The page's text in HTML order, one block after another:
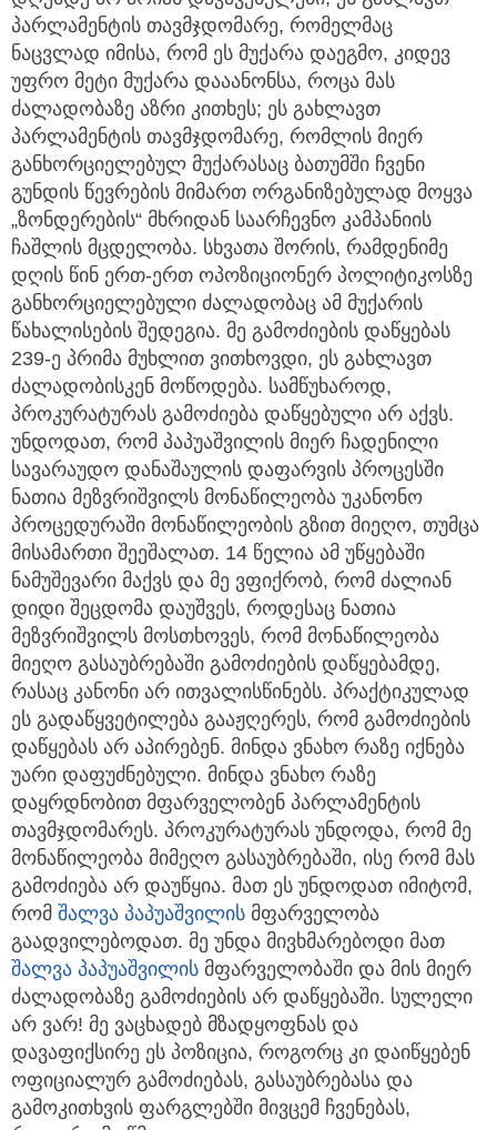
პარლამენტის თავმჯდომარე, რომელმაც
ნაცვლად იმისა, რომ ეს მუქარა დაეგმო, კიდევ
უფრო მეტი მუქარა დააანონსა, როცა მას
ძალადობაზე აზრი კითხეს; ეს გახლავთ
პარლამენტის თავმჯდომარე, რომლის მიერ
განხორციელებულ მუქარასაც ბათუმში ჩვენი
გუნდის წევრების მიმართ ორგანიზებულად მოყვა
„ზონდერების“ მხრიდან საარჩევნო კამპანიის
ჩაშლის მცდელობა. სხვათა შორის, რამდენიმე
დღის წინ ერთ-ერთ ოპოზიციონერ პოლიტიკოსზე
განხორციელებული ძალადობაც ამ მუქარის
წახალისების შედეგია. მე გამოძიების დაწყებას
239-ე პრიმა მუხლით ვითხოვდი, ეს გახლავთ
ძალადობისკენ მოწოდება. სამწუხაროდ,
პროკურატურას გამოძიება დაწყებული არ აქვს.
უნდოდათ, რომ პაპუაშვილის მიერ ჩადენილი
სავარაუდო დანაშაულის დაფარვის პროცესში
ნათია მეზვრიშვილს მონაწილეობა უკანონო
პროცედურაში მონაწილეობის გზით მიეღო, თუმცა
მისამართი შეეშალათ. 14 წელია ამ უწყებაში
ნამუშევარი მაქვს და მე ვფიქრობ, რომ ძალიან
დიდი შეცდომა დაუშვეს, როდესაც ნათია
მეზვრიშვილს მოსთხოვეს, რომ მონაწილეობა
მიეღო გასაუბრებაში გამოძიების დაწყებამდე,
რასაც კანონი არ ითვალისწინებს. პრაქტიკულად
ეს გადაწყვეტილება გააჟღერეს, რომ გამოძიების
დაწყებას არ აპირებენ. მინდა ვნახო რაზე იქნება
უარი დაფუძნებული. მინდა ვნახო რაზე
დაყრდნობით მფარველობენ პარლამენტის
თავმჯდომარეს. პროკურატურას უნდოდა, რომ მე
მონაწილეობა მიმეღო გასაუბრებაში, ისე რომ მას
გამოძიება არ დაუწყია. მათ ეს უნდოდათ იმიტომ,
რომ შალვა პაპუაშვილის მფარველობა
გაადვილებოდათ. მე უნდა მივხმარებოდი მათ
შალვა პაპუაშვილის მფარველობაში და მის მიერ
ძალადობაზე გამოძიების არ დაწყებაში. სულელი
არ ვარ! მე ვაცხადებ მზადყოფნას და
დავაფიქსირე ეს პოზიცია, როგორც კი დაიწყებენ
ოფიციალურ გამოძიებას, გასაუბრებასა და
გამოკითხვის ფარგლებში მივცემ ჩვენებას,